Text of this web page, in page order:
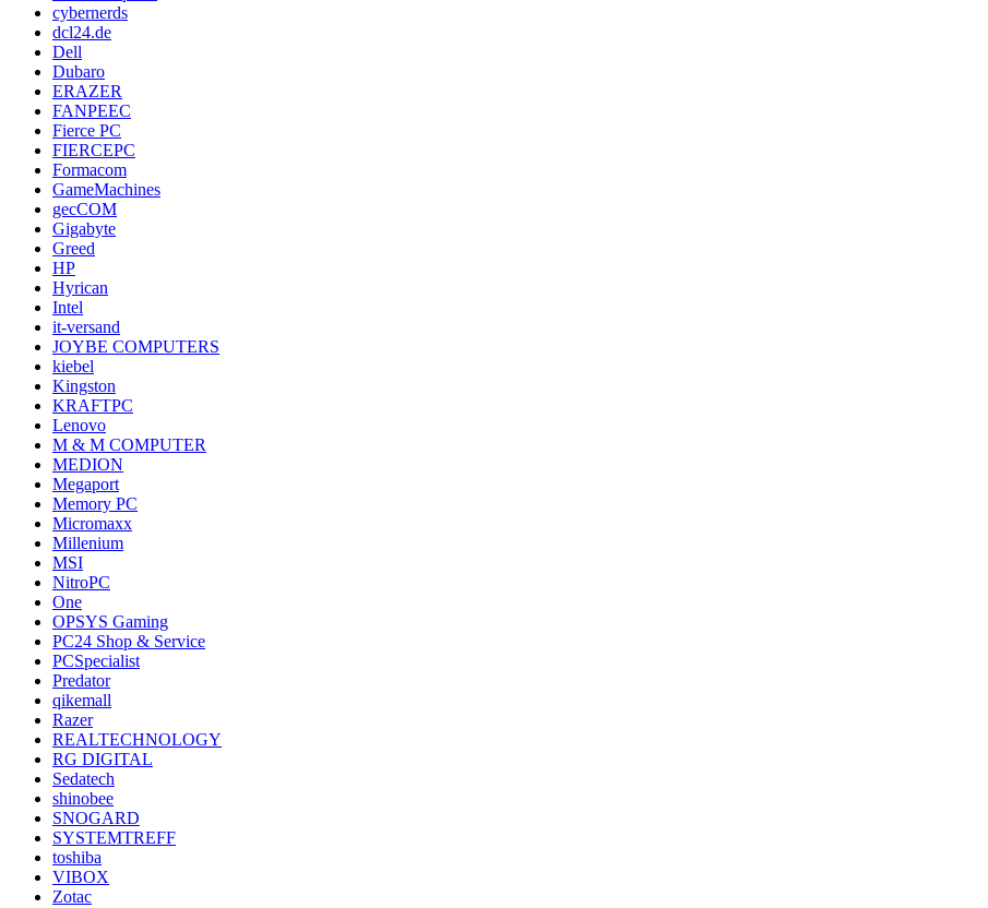
cybernerds
dcl24.de
Dell
Dubaro
ERAZER
FANPEEC
Fierce PC
FIERCEPC
Formacom
GameMachines
gecCOM
Gigabyte
Greed
HP
Hyrican
Intel
it-versand
JOYBE COMPUTERS
kiebel
Kingston
KRAFTPC
Lenovo
M & M COMPUTER
MEDION
Megaport
Memory PC
Micromaxx
Millenium
MSI
NitroPC
One
OPSYS Gaming
PC24 Shop & Service
PCSpecialist
Predator
qikemall
Razer
REALTECHNOLOGY
RG DIGITAL
Sedatech
shinobee
SNOGARD
SYSTEMTREFF
toshiba
VIBOX
Zotac